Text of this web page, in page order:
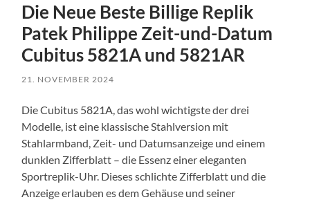
Die Neue Beste Billige Replik
Patek Philippe Zeit-und-Datum
Cubitus 5821A und 5821AR
21. NOVEMBER 2024
Die Cubitus 5821A, das wohl wichtigste der drei
Modelle, ist eine klassische Stahlversion mit
Stahlarmband, Zeit- und Datumsanzeige und einem
dunklen Zifferblatt – die Essenz einer eleganten
Sportreplik-Uhr. Dieses schlichte Zifferblatt und die
Anzeige erlauben es dem Gehäuse und seiner